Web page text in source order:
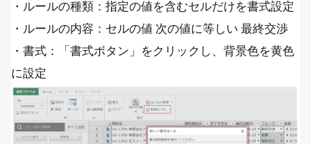
・ルールの種類：指定の値を含むセルだけを書式設定
・ルールの内容：セルの値 次の値に等しい 最終交渉
・書式：「書式ボタン」をクリックし、背景色を黄色
に設定